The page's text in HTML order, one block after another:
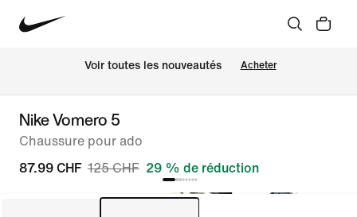
Voir toutes les nouveautés Acheter
Nike Vomero 5
Chaussure pour ado
87.99 CHF 125 CHF 29 % de réduction